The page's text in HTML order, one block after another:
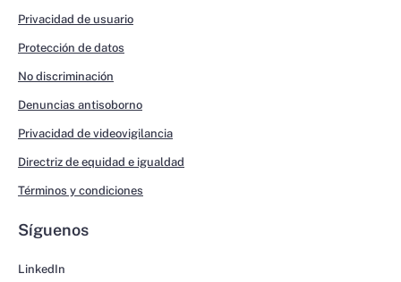
Privacidad de usuario
Protección de datos
No discriminación
Denuncias antisoborno
Privacidad de videovigilancia
Directriz de equidad e igualdad
Términos y condiciones
Síguenos
LinkedIn